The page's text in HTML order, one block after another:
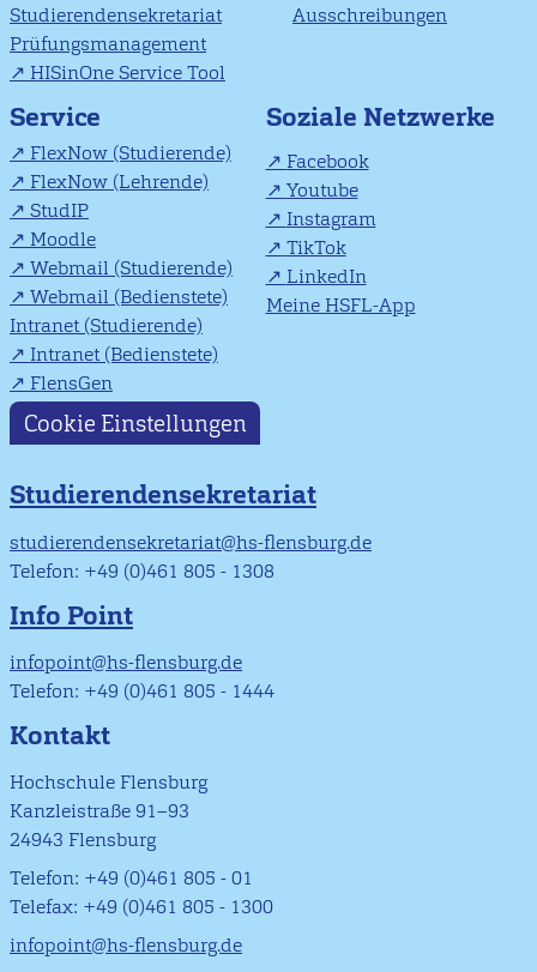
Studierendensekretariat
Prüfungsmanagement
HISinOne Service Tool
Ausschreibungen
Service
FlexNow (Studierende)
FlexNow (Lehrende)
StudIP
Moodle
Webmail (Studierende)
Webmail (Bedienstete)
Intranet (Studierende)
Intranet (Bedienstete)
FlensGen
Soziale Netzwerke
Facebook
Youtube
Instagram
TikTok
LinkedIn
Meine HSFL-App
Cookie Einstellungen
Studierendensekretariat
studierendensekretariat@hs-flensburg.de
Telefon: +49 (0)461 805 - 1308
Info Point
infopoint@hs-flensburg.de
Telefon: +49 (0)461 805 - 1444
Kontakt
Hochschule Flensburg
Kanzleistraße 91–93
24943 Flensburg
Telefon: +49 (0)461 805 - 01
Telefax: +49 (0)461 805 - 1300
infopoint@hs-flensburg.de